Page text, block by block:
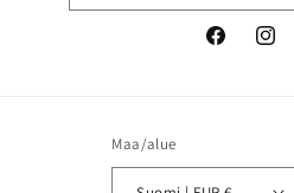
Facebook
Maa/alue